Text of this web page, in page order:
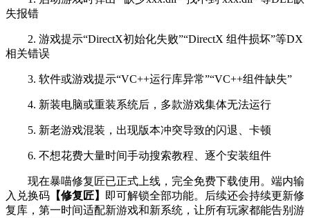
失报错
2. 游戏提示“DirectX初始化失败”“DirectX 组件损坏”等DX
相关错误
3. 软件或游戏提示“VC++运行库异常”“VC++组件缺失”
4. 新装电脑或重装系统后，多款游戏集体无法运行
5. 新老游戏混装，出现版本冲突导致的闪退、卡顿
6. 不想花费大量时间手动搜索教程、逐个安装组件
现在暴喵修复匠已正式上线，完全免费下载使用。端内输
入兑换码 【修复匠】
即可解锁全部功能。后续还会持续更新修
复库，第一时间适配新游戏和新系统，让所有玩家都能告别游